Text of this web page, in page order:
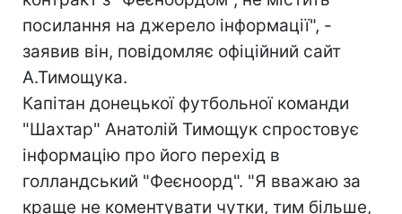
посилання на джерело інформації", -
заявив він, повідомляє офіційний сайт
А.Тимощука.
Капітан донецької футбольної команди
"Шахтар" Анатолій Тимощук спростовує
інформацію про його перехід в
голландський "Феєноорд". "Я вважаю за
краще не коментувати чутки, тим більше,